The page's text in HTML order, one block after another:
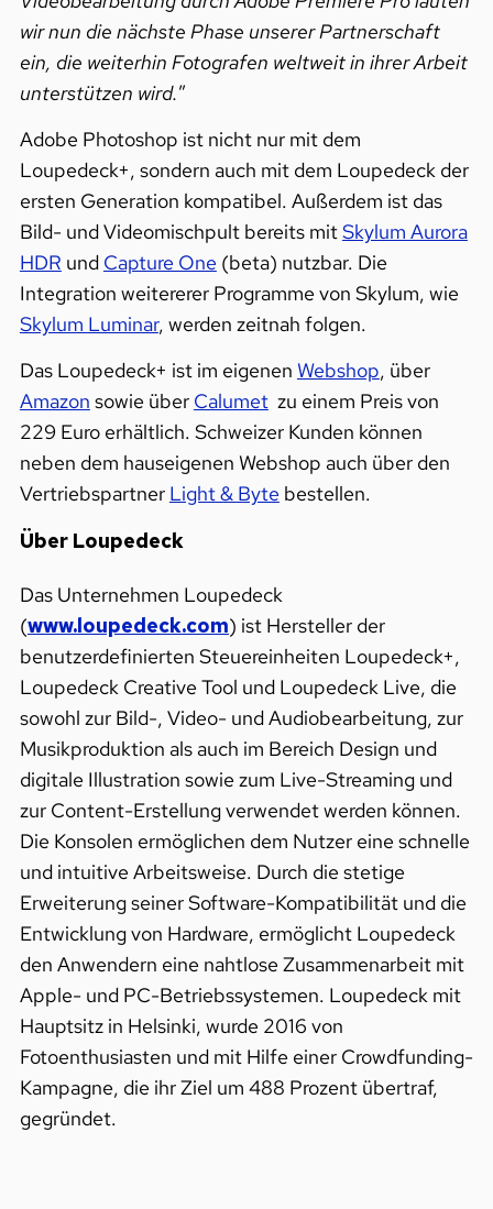
wir nun die nächste Phase unserer Partnerschaft
ein, die weiterhin Fotografen weltweit in ihrer Arbeit
unterstützen wird.”
Adobe Photoshop ist nicht nur mit dem
Loupedeck+, sondern auch mit dem Loupedeck der
ersten Generation kompatibel. Außerdem ist das
Bild- und Videomischpult bereits mitSkylum Aurora
HDR und Capture One(beta) nutzbar. Die
Integration weitererer Programme von Skylum, wie
Skylum Luminar, werden zeitnah folgen.
Das Loupedeck+ ist im eigenen Webshop, über
Amazon sowie über Calumetzu einem Preis von
229 Euro erhältlich. Schweizer Kunden können
neben dem hauseigenen Webshop auch über den
Vertriebspartner Light & Bytebestellen.
Über Loupedeck
Das Unternehmen Loupedeck
(www.loupedeck.com) ist Hersteller der
benutzerdefinierten Steuereinheiten Loupedeck+,
Loupedeck Creative Tool und Loupedeck Live, die
sowohl zur Bild-, Video- und Audiobearbeitung, zur
Musikproduktion als auch im Bereich Design und
digitale Illustration sowie zum Live-Streaming und
zur Content-Erstellung verwendet werden können.
Die Konsolen ermöglichen dem Nutzer eine schnelle
und intuitive Arbeitsweise. Durch die stetige
Erweiterung seiner Software-Kompatibilität und die
Entwicklung von Hardware, ermöglicht Loupedeck
den Anwendern eine nahtlose Zusammenarbeit mit
Apple- und PC-Betriebssystemen. Loupedeck mit
Hauptsitz in Helsinki, wurde 2016 von
Fotoenthusiasten und mit Hilfe einer Crowdfunding-
Kampagne, die ihr Ziel um 488 Prozent übertraf,
gegründet.